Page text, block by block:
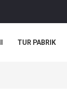
TUR PABRIK